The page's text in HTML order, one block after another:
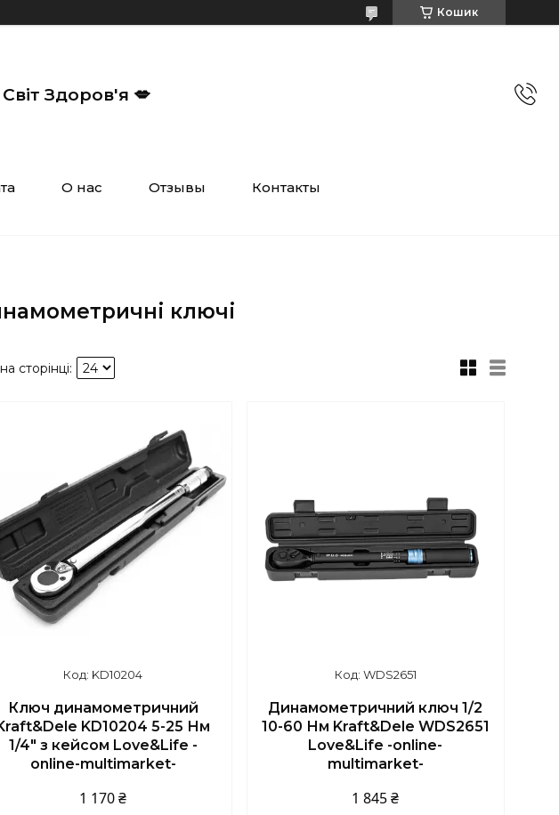
Кошик
Здоров'я 💋
О нас Отзывы Контакты
ключі
KD10204
Ключ динамометричний
KD10204 5-25 Нм
1/4" з кейсом Love&Life -
online-multimarket-
1 170 ₴
WDS2651
Динамометричний ключ 1/2
10-60 Нм Kraft&Dele WDS2651
Love&Life -online-
multimarket-
1 845 ₴